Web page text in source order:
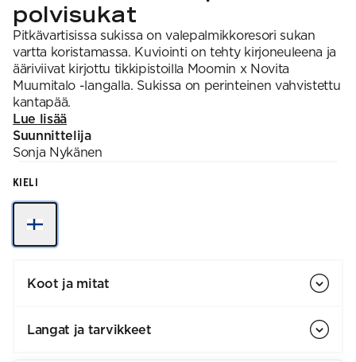
polvisukat
Pitkävartisissa sukissa on valepalmikkoresori sukan
vartta koristamassa. Kuviointi on tehty kirjoneuleena ja
ääriviivat kirjottu tikkipistoilla Moomin x Novita
Muumitalo -langalla. Sukissa on perinteinen vahvistettu
kantapää.
Lue lisää
Suunnittelija
Sonja Nykänen
KIELI
Koot ja mitat
Langat ja tarvikkeet